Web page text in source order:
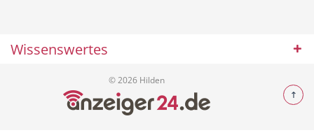
Wissenswertes
© 2026 Hilden